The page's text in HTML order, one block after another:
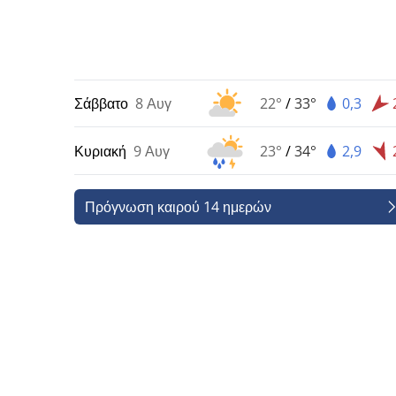
Σάββατο 8 Αυγ 22° /33° 0,3
Κυριακή 9 Αυγ 23° /34° 2,9
Πρόγνωση καιρού 14 ημερών